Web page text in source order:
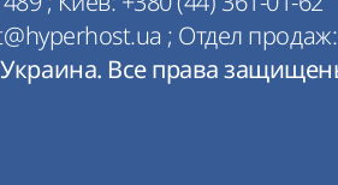
; Отдел продаж:
Все права